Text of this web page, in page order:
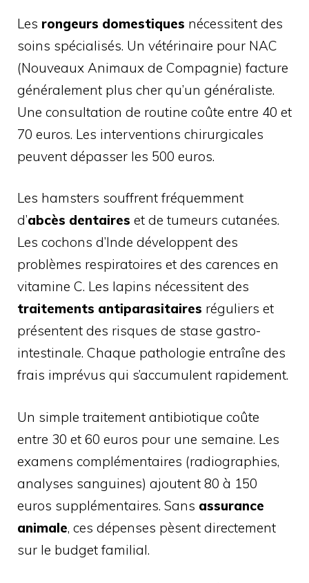
Les rongeurs domestiques nécessitent des
soins spécialisés. Un vétérinaire pour NAC
(Nouveaux Animaux de Compagnie) facture
généralement plus cher qu’un généraliste.
Une consultation de routine coûte entre 40 et
70 euros. Les interventions chirurgicales
peuvent dépasser les 500 euros.
Les hamsters souffrent fréquemment
d’abcès dentaires et de tumeurs cutanées.
Les cochons d’Inde développent des
problèmes respiratoires et des carences en
vitamine C. Les lapins nécessitent des
traitements antiparasitaires réguliers et
présentent des risques de stase gastro-
intestinale. Chaque pathologie entraîne des
frais imprévus qui s’accumulent rapidement.
Un simple traitement antibiotique coûte
entre 30 et 60 euros pour une semaine. Les
examens complémentaires (radiographies,
analyses sanguines) ajoutent 80 à 150
euros supplémentaires. Sans assurance
animale, ces dépenses pèsent directement
sur le budget familial.